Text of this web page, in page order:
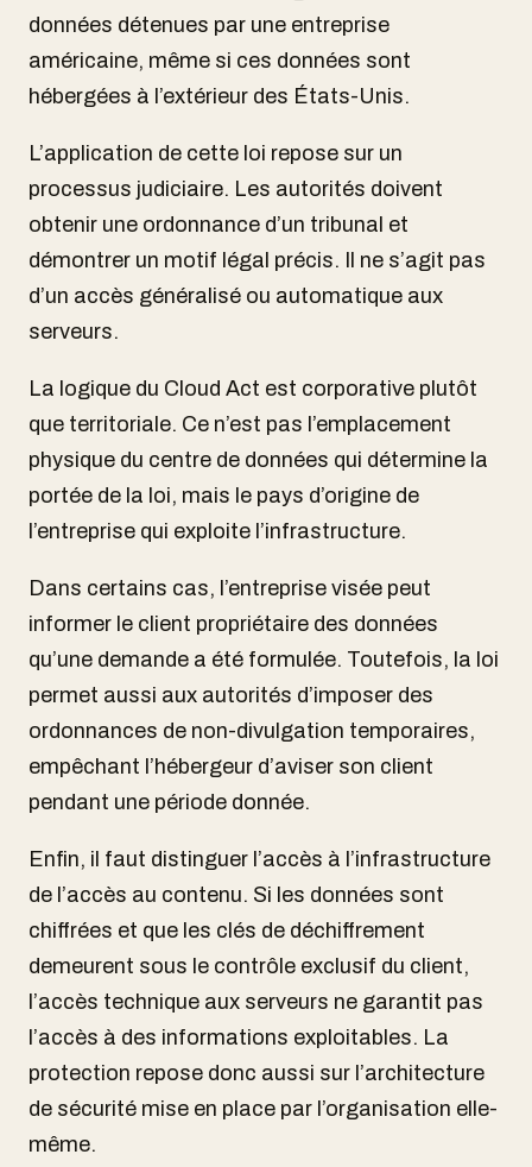
données détenues par une entreprise
américaine, même si ces données sont
hébergées à l’extérieur des États-Unis.
L’application de cette loi repose sur un
processus judiciaire. Les autorités doivent
obtenir une ordonnance d’un tribunal et
démontrer un motif légal précis. Il ne s’agit pas
d’un accès généralisé ou automatique aux
serveurs.
La logique du Cloud Act est corporative plutôt
que territoriale. Ce n’est pas l’emplacement
physique du centre de données qui détermine la
portée de la loi, mais le pays d’origine de
l’entreprise qui exploite l’infrastructure.
Dans certains cas, l’entreprise visée peut
informer le client propriétaire des données
qu’une demande a été formulée. Toutefois, la loi
permet aussi aux autorités d’imposer des
ordonnances de non-divulgation temporaires,
empêchant l’hébergeur d’aviser son client
pendant une période donnée.
Enfin, il faut distinguer l’accès à l’infrastructure
de l’accès au contenu. Si les données sont
chiffrées et que les clés de déchiffrement
demeurent sous le contrôle exclusif du client,
l’accès technique aux serveurs ne garantit pas
l’accès à des informations exploitables. La
protection repose donc aussi sur l’architecture
de sécurité mise en place par l’organisation elle-
même.